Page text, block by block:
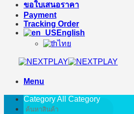
ขอใบเสนอราคา
Payment
Tracking Order
English
ไทย
Menu
Search
for:
Category All Category